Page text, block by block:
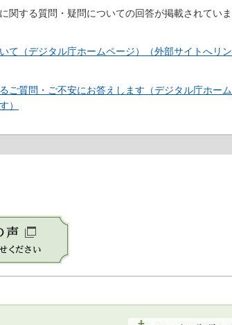
関する質問・疑問についての回答が掲載されていま
て（デジタル庁ホームページ）（外部サイトへリン
ご質問・ご不安にお答えします（デジタル庁ホーム
）